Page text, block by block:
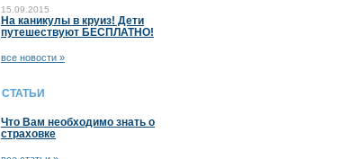
15.09.2015
На каникулы в круиз! Дети
путешествуют БЕСПЛАТНО!
все новости »
СТАТЬИ
Что Вам необходимо знать о
страховке